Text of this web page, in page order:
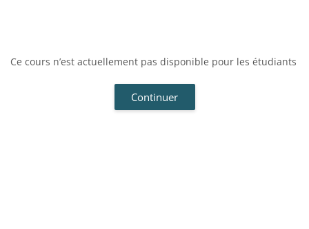
Ce cours n’est actuellement pas disponible pour les étudiants
Continuer